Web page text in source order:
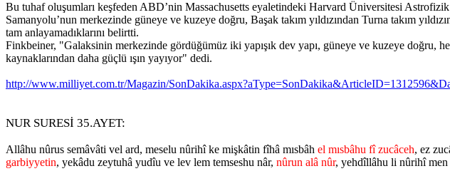
Bu tuhaf oluşumları keşfeden ABD’nin Massachusetts eyaletindeki Harvard Üniversitesi
Samanyolu’nun merkezinde güneye ve kuzeye doğru, Başak takım yıldızından Turna takım
tam anlayamadıklarını belirtti.
Finkbeiner, "Galaksinin merkezinde gördüğümüz iki yapışık dev yapı, güneye ve kuzeye doğru,
kaynaklarından daha güçlü ışın yayıyor" dedi.
http://www.milliyet.com.tr/Magazin/
NUR SURESİ 35.AYET:
Allâhu nûrus semâvâti vel ard, meselu nûrihî ke mişkâtin fîhâ mısbâh el mısbâhu fî zucâceh, ez
garbiyyetin, yekâdu zeytuhâ yudîu ve lev lem temseshu nâr, nûrun alâ nûr, yehdîllâhu li nûrihî men